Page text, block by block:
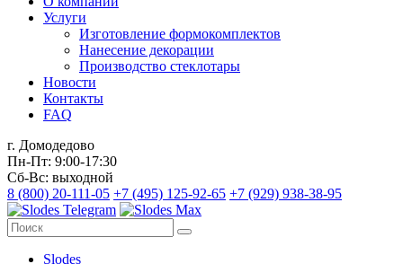
Услуги
Изготовление формокомплектов
Нанесение декорации
Производство стеклотары
Новости
Контакты
FAQ
г. Домодедово
Пн-Пт: 9:00-17:30
Сб-Вс: выходной
8 (800) 20-111-05 +7 (495) 125-92-65 +7 (929) 938-38-95
Slodes